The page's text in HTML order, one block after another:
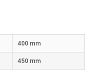
400 mm
450 mm